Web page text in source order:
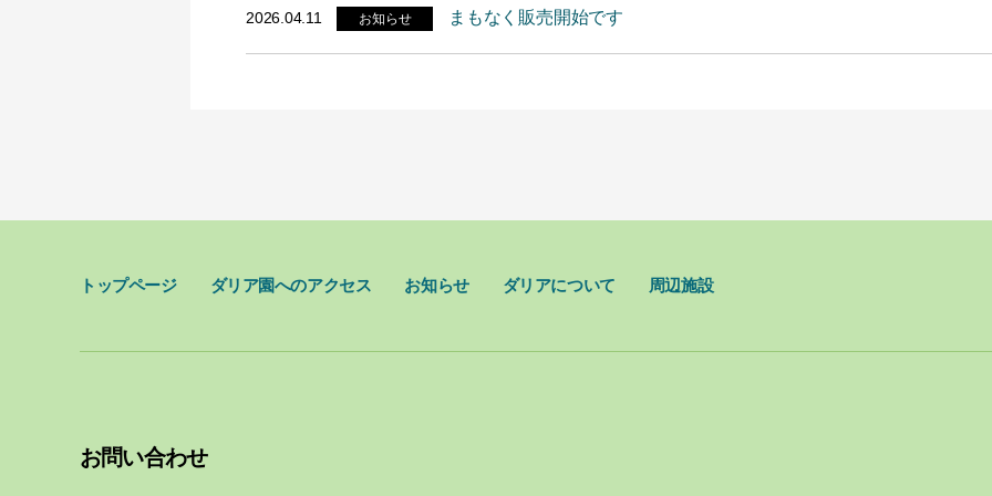
2026.04.11 お知らせ まもなく販売開始です
トップページ ダリア園へのアクセス お知らせ ダリアについて 周辺施設
お問い合わせ